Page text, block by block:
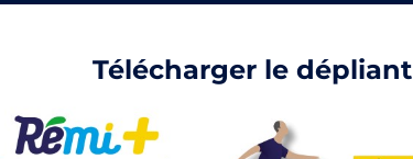
Télécharger le dépliant